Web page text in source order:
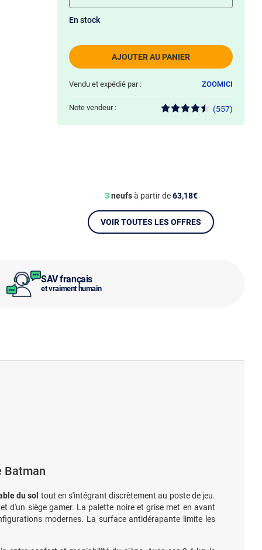
SAV français
et vraiment humain
AJOUTER AU PANIER
En stock
Vendu et expédié par : ZOOMICI
Note vendeur : (557)
3neufsà partir de63,18€
VOIR TOUTES LES OFFRES
Batman
du sol tout en s'intégrant discrètement au poste de jeu.
d'un siège gamer. La palette noire et grise met en avant
modernes. La surface antidérapante limite les